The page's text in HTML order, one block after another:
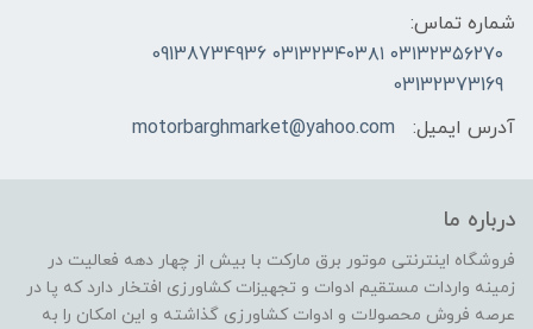
شماره تماس:
۰۳۱۳۲۳۵۶۲۷۰ ۰۳۱۳۲۳۴۰۳۸۱ 09138734936
03132373169
آدرس ایمیل:
motorbarghmarket@yahoo.com
درباره ما
فروشگاه اینترنتی موتور برق مارکت با بیش از چهار دهه فعالیت در
زمینه واردات مستقیم ادوات و تجهیزات کشاورزی افتخار دارد که پا در
عرصه فروش محصولات و ادوات کشاورزی گذاشته و این امکان را به